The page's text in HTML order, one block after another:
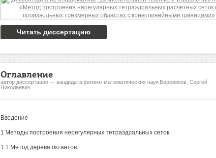
Читать диссертацию
Оглавление
автор диссертации — кандидата физико-математических наук Боровиков, Сергей
Николаевич
Введение
1 Методы построения нерегулярных тетраэдральных сеток
1.1 Метод дерева октантов.